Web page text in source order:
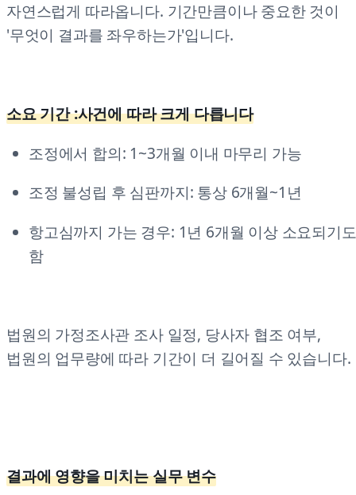
자연스럽게 따라옵니다. 기간만큼이나 중요한 것이
'무엇이 결과를 좌우하는가'입니다.
소요 기간 :사건에 따라 크게 다릅니다
조정에서 합의: 1~3개월 이내 마무리 가능
조정 불성립 후 심판까지: 통상 6개월~1년
항고심까지 가는 경우: 1년 6개월 이상 소요되기도
함
법원의 가정조사관 조사 일정, 당사자 협조 여부,
법원의 업무량에 따라 기간이 더 길어질 수 있습니다.
결과에 영향을 미치는 실무 변수